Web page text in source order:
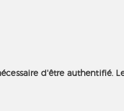
d'être authentifié.